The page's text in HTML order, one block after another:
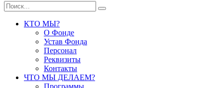
КТО МЫ?
О Фонде
Устав Фонда
Персонал
Реквизиты
Контакты
ЧТО МЫ ДЕЛАЕМ?
Программы